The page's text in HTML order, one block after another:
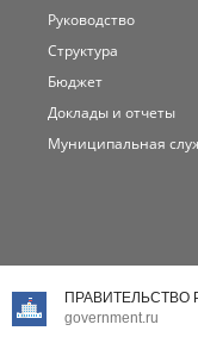
Руководство
Структура
Бюджет
Доклады и отчеты
Муниципальная
ПРАВИТЕЛЬСТВО
government.ru